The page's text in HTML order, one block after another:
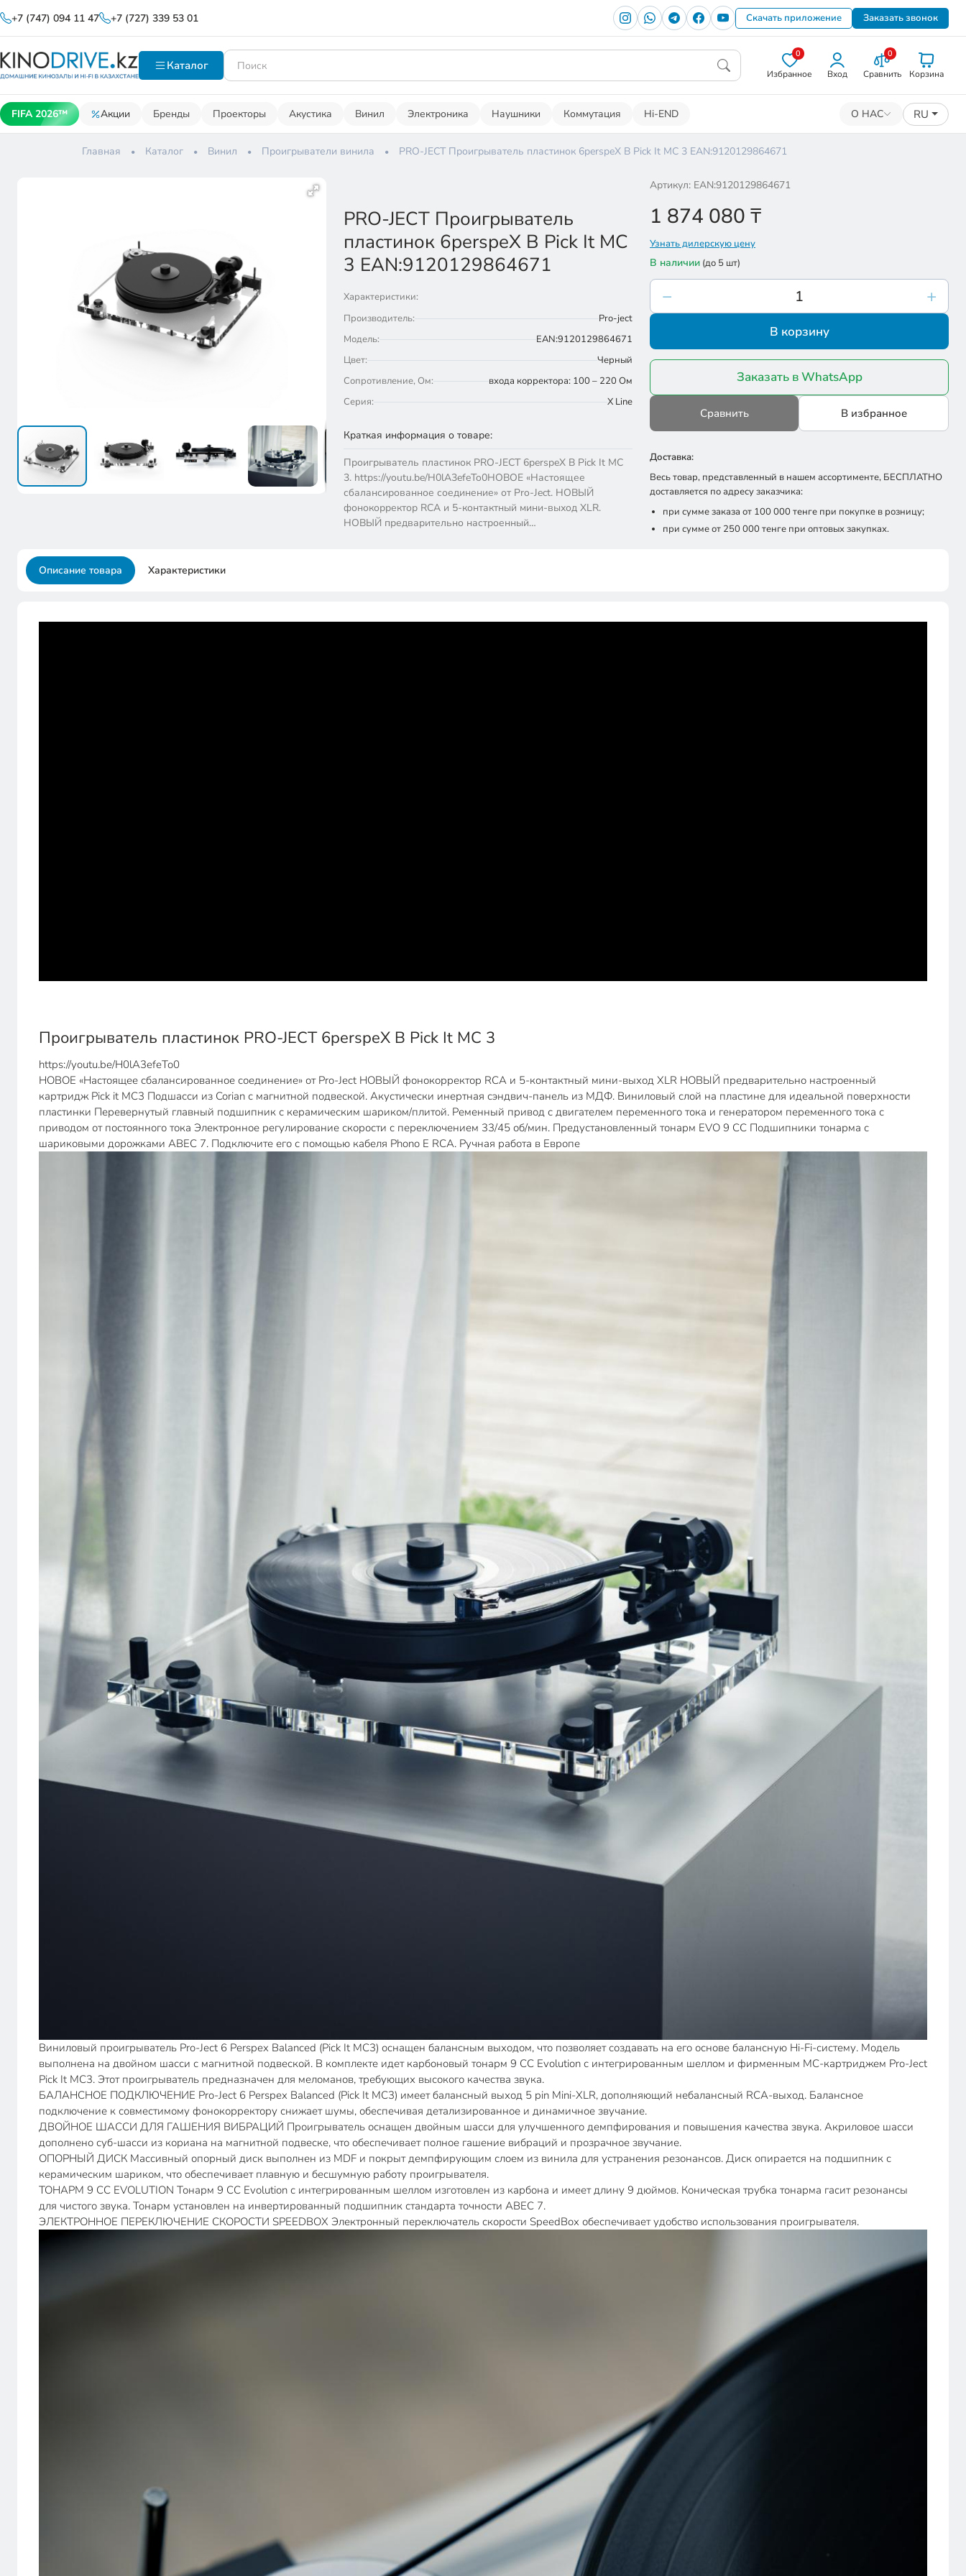
+7 (747) 094 11 47 +7 (727) 339 53 01 Скачать приложение Заказать звонок
Каталог
0
Избранное Вход
0
Сравнить Корзина
FIFA 2026™ Акции Бренды Проекторы Акустика Винил Электроника Наушники Коммутация Hi-END О НАС RU
Главная Каталог Винил Проигрыватели винила PRO-JECT Проигрыватель пластинок 6perspeX B Pick It MC 3 EAN:9120129864671
PRO-JECT Проигрыватель
пластинок 6perspeX B Pick It MC
3 EAN:9120129864671
Характеристики:
Производитель:
Pro-ject
Модель:
EAN:9120129864671
Цвет:
Черный
Сопротивление, Ом:
входа корректора: 100 – 220 Ом
Серия:
X Line
Краткая информация о товаре:
Проигрыватель пластинок PRO-JECT 6perspeX B Pick It MC
3. https://youtu.be/H0lA3efeTo0НОВОЕ «Настоящее
сбалансированное соединение» от Pro-Ject. НОВЫЙ
фонокорректор RCA и 5-контактный мини-выход XLR.
НОВЫЙ предварительно настроенный…
Артикул: EAN:9120129864671
1 874 080 ₸
Узнать дилерскую цену
В наличии (до 5 шт)
В корзину
Заказать в WhatsApp
Сравнить В избранное
Доставка:
Весь товар, представленный в нашем ассортименте, БЕСПЛАТНО
доставляется по адресу заказчика:
при сумме заказа от 100 000 тенге при покупке в розницу;
при сумме от 250 000 тенге при оптовых закупках.
Описание товара Характеристики
Проигрыватель пластинок PRO-JECT 6perspeX B Pick It MC 3
https://youtu.be/H0lA3efeTo0
НОВОЕ «Настоящее сбалансированное соединение» от Pro-Ject НОВЫЙ фонокорректор RCA и 5-контактный мини-выход XLR НОВЫЙ предварительно настроенный
картридж Pick it MC3 Подшасси из Corian с магнитной подвеской. Акустически инертная сэндвич-панель из МДФ. Виниловый слой на пластине для идеальной поверхности
пластинки Перевернутый главный подшипник с керамическим шариком/плитой. Ременный привод с двигателем переменного тока и генератором переменного тока с
приводом от постоянного тока Электронное регулирование скорости с переключением 33/45 об/мин. Предустановленный тонарм EVO 9 CC Подшипники тонарма с
шариковыми дорожками ABEC 7. Подключите его с помощью кабеля Phono E RCA. Ручная работа в Европе
Виниловый проигрыватель Pro-Ject 6 Perspex Balanced (Pick It MC3) оснащен балансным выходом, что позволяет создавать на его основе балансную Hi-Fi-систему. Модель
выполнена на двойном шасси с магнитной подвеской. В комплекте идет карбоновый тонарм 9 CC Evolution с интегрированным шеллом и фирменным MC-картриджем Pro-Ject
Pick It MC3. Этот проигрыватель предназначен для меломанов, требующих высокого качества звука.
БАЛАНСНОЕ ПОДКЛЮЧЕНИЕ Pro-Ject 6 Perspex Balanced (Pick It MC3) имеет балансный выход 5 pin Mini-XLR, дополняющий небалансный RCA-выход. Балансное
подключение к совместимому фонокорректору снижает шумы, обеспечивая детализированное и динамичное звучание.
ДВОЙНОЕ ШАССИ ДЛЯ ГАШЕНИЯ ВИБРАЦИЙ Проигрыватель оснащен двойным шасси для улучшенного демпфирования и повышения качества звука. Акриловое шасси
дополнено суб-шасси из кориана на магнитной подвеске, что обеспечивает полное гашение вибраций и прозрачное звучание.
ОПОРНЫЙ ДИСК Массивный опорный диск выполнен из MDF и покрыт демпфирующим слоем из винила для устранения резонансов. Диск опирается на подшипник с
керамическим шариком, что обеспечивает плавную и бесшумную работу проигрывателя.
ТОНАРМ 9 CC EVOLUTION Тонарм 9 CC Evolution с интегрированным шеллом изготовлен из карбона и имеет длину 9 дюймов. Коническая трубка тонарма гасит резонансы
для чистого звука. Тонарм установлен на инвертированный подшипник стандарта точности ABEC 7.
ЭЛЕКТРОННОЕ ПЕРЕКЛЮЧЕНИЕ СКОРОСТИ SPEEDBOX Электронный переключатель скорости SpeedBox обеспечивает удобство использования проигрывателя.